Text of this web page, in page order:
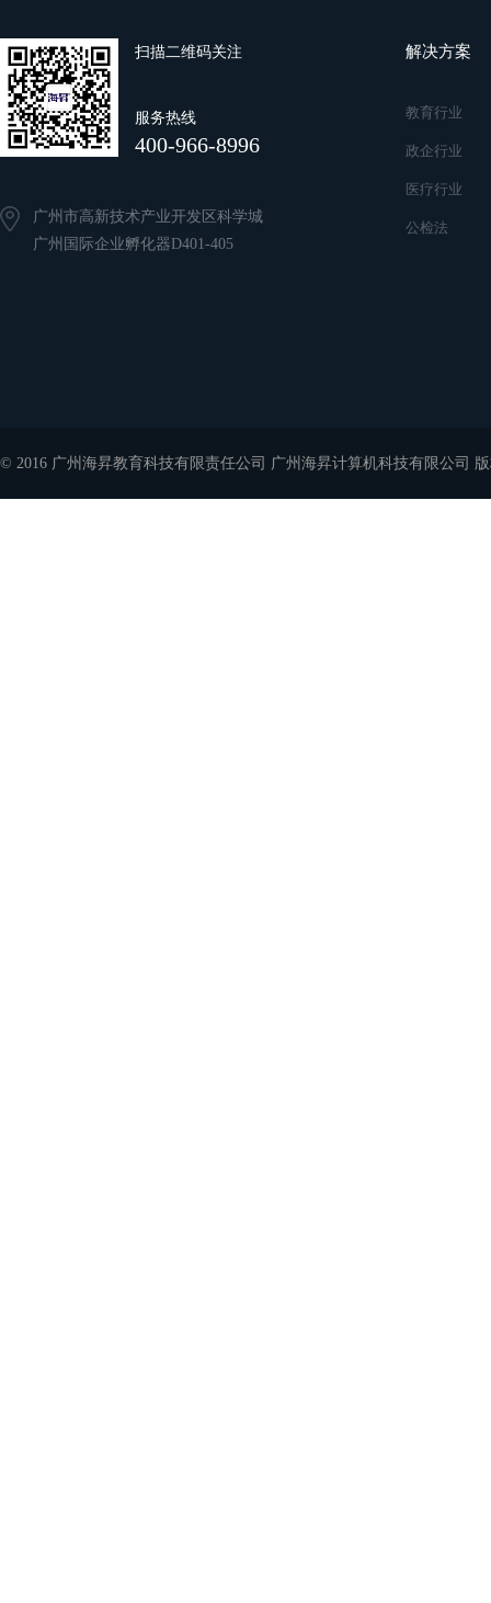
扫描二维码关注
服务热线
400-966-8996
广州市高新技术产业开发区科学城
广州国际企业孵化器D401-405
解决方案
教育行业
政企行业
医疗行业
公检法
© 2016 广州海昇教育科技有限责任公司 广州海昇计算机科技有限公司